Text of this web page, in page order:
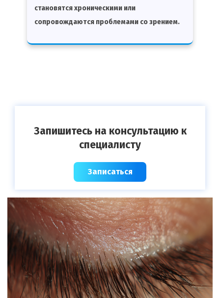
становятся хроническими или
сопровождаются проблемами со зрением.
Запишитесь на консультацию к
специалисту
Записаться